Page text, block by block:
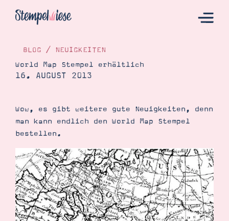
Katalog
Bestellen
Kontakt
BLOG / NEUIGKEITEN
World Map Stempel erhältlich
16. AUGUST 2013
Wow, es gibt weitere gute Neuigkeiten, denn
man kann endlich den World Map Stempel
bestellen.